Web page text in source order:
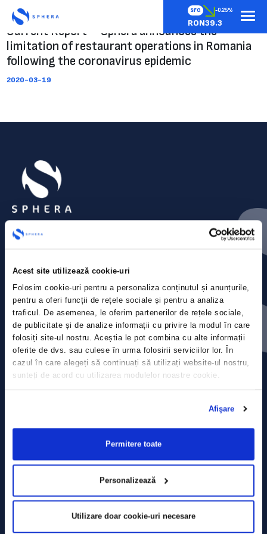
Acest site utilizează cookie-uri
Folosim cookie-uri pentru a personaliza conținutul și anunțurile,
pentru a oferi funcții de rețele sociale și pentru a analiza
traficul. De asemenea, le oferim partenerilor de rețele sociale,
de publicitate și de analize informații cu privire la modul în care
folosiți site-ul nostru. Aceștia le pot combina cu alte informații
oferite de dvs. sau culese în urma folosirii serviciilor lor. În
cazul în care alegeți să continuați să utilizați website-ul nostru,
sunteți de acord cu utilizarea modulelor noastre cookie.
Afişare
Permitere toate
Personalizează
Utilizare doar cookie-uri necesare
SFG -0.25%
RON39.3
Current Report – Sphera announces the
limitation of restaurant operations in Romania
following the coronavirus epidemic
2020-03-19
Press releases
Privacy Policy
Contact